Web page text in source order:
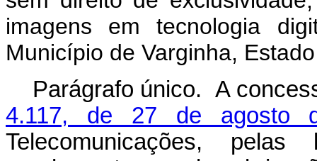
imagens em tecnologia
Município de Varginha,
Parágrafo único. A
4.117, de 27 de agosto
Telecomunicações,